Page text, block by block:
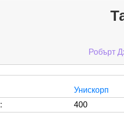
Робърт
Унискорп
400